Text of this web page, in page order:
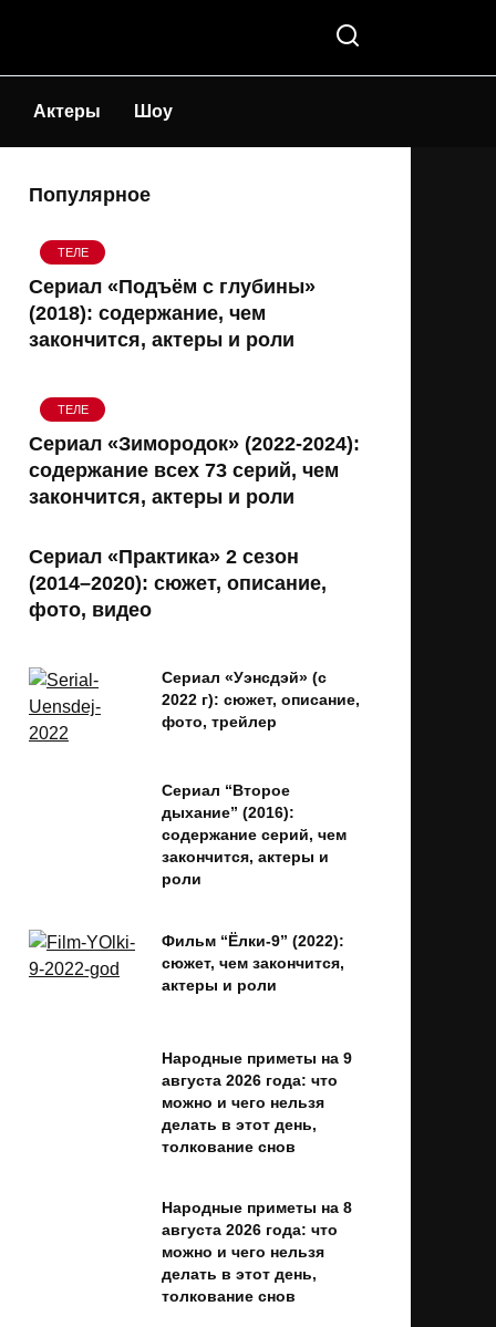
Актеры Шоу
Популярное
ТЕЛЕ
Сериал «Подъём с глубины»
(2018): содержание, чем
закончится, актеры и роли
ТЕЛЕ
Сериал «Зимородок» (2022-2024):
содержание всех 73 серий, чем
закончится, актеры и роли
Сериал «Практика» 2 сезон
(2014–2020): сюжет, описание,
фото, видео
Сериал «Уэнсдэй» (с
2022 г): сюжет, описание,
фото, трейлер
Сериал “Второе
дыхание” (2016):
содержание серий, чем
закончится, актеры и
роли
Фильм “Ёлки-9” (2022):
сюжет, чем закончится,
актеры и роли
Народные приметы на 9
августа 2026 года: что
можно и чего нельзя
делать в этот день,
толкование снов
Народные приметы на 8
августа 2026 года: что
можно и чего нельзя
делать в этот день,
толкование снов